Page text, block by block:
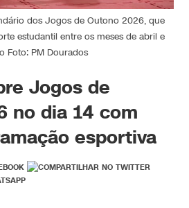
dos Jogos de Outono 2026, que
estudantil entre os meses de abril e
Foto: PM Dourados
Jogos de
no dia 14 com
esportiva